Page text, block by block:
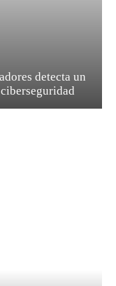
detecta un